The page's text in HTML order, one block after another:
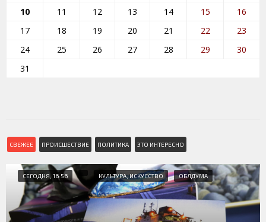
10
11 12 13 14 15
16
17
18 19 20 21 22
23
24
25 26 27 28 29
30
31
СВЕЖЕЕ ПРОИСШЕСТВИЕ ПОЛИТИКА ЭТО ИНТЕРЕСНО
СЕГОДНЯ, 16:56 КУЛЬТУРА, ИСКУССТВО ОБЛДУМА